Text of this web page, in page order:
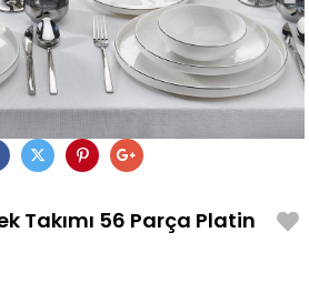
Takımı 56 Parça Platin